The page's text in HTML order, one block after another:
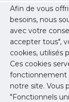
Afin de vous
besoins, nous
avec votre
accepter tous",
cookies, utilisés
Ces cookies
fonctionnement
notre site. Vous
"Fonctionnels
[wppb-register
idf.org/